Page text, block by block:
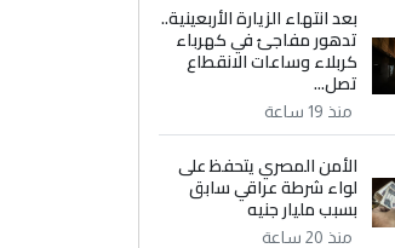
بعد انتهاء الزيارة الأربعينية..
تدهور مفاجئ في كهرباء
كربلاء وساعات الانقطاع
تصل...
منذ 19 ساعة
الأمن المصري يتحفظ على
لواء شرطة عراقي سابق
بسبب مليار جنيه
منذ 20 ساعة